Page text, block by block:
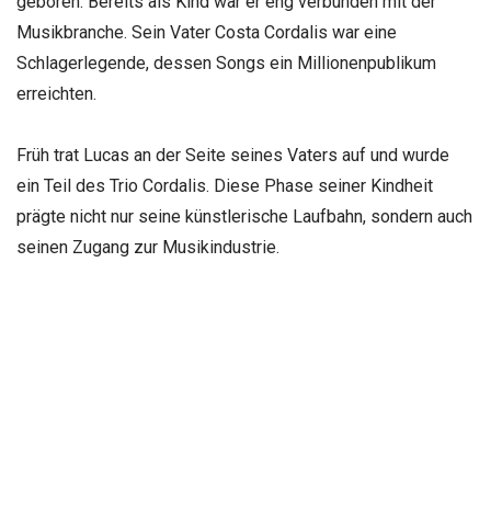
Musikbranche. Sein Vater Costa Cordalis war eine
Schlagerlegende, dessen Songs ein Millionenpublikum
erreichten.
Früh trat Lucas an der Seite seines Vaters auf und wurde
ein Teil des Trio Cordalis. Diese Phase seiner Kindheit
prägte nicht nur seine künstlerische Laufbahn, sondern auch
seinen Zugang zur Musikindustrie.